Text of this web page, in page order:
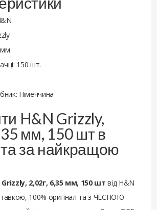
мм
150 шт.
Німеччина
H&N Grizzly,
мм, 150 шт в
та за найкращою
Grizzly, 2,02г, 6,35 мм, 150 шт від H&N
100% оригінал та з ЧЕСНОЮ